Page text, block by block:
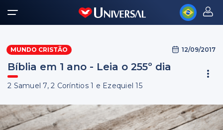
MUNDO CRISTÃO 12/09/2017
Bíblia em 1 ano - Leia o 255º dia
2 Samuel 7, 2 Coríntios 1 e Ezequiel 15